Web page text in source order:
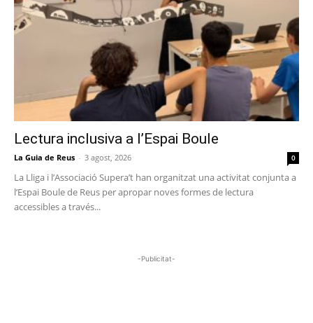
Lectura inclusiva a l’Espai Boule
La Guia de Reus - 3 agost, 2026 0
La Lliga i l’Associació Supera’t han organitzat una activitat conjunta a
l’Espai Boule de Reus per apropar noves formes de lectura
accessibles a través...
-Publicitat-